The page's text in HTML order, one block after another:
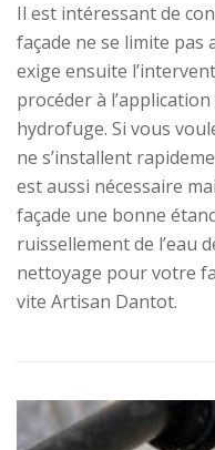
Il est intéressant de
façade ne se limite pas
exige ensuite
procéder à
hydrofuge. Si vous
ne s’installent
est aussi nécessaire
façade une bonne
ruissellement de l’eau
nettoyage pour votre
vite Artisan Dantot.